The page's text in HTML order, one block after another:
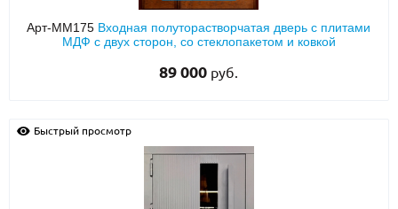
Арт-ММ175 Входная полуторастворчатая дверь с плитами
МДФ с двух сторон, со стеклопакетом и ковкой
89 000 руб.
Быстрый просмотр